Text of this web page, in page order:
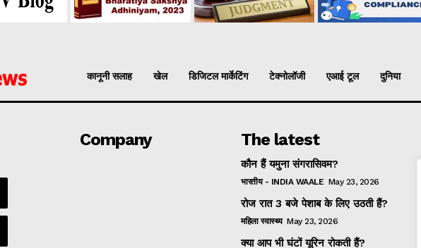
कानूनी सलाह खेल डिजिटल मार्केटिंग टेक्नोलॉजी एआई टूल दुनिया
Company The latest
कौन हैं यमुना संगरासिवम?
भारतीय - INDIA WAALE May 23, 2026
रोज रात 3 बजे पेशाब के लिए उठती हैं?
महिला स्वास्थ्य May 23, 2026
क्या आप भी घंटों यूरिन रोकती हैं?